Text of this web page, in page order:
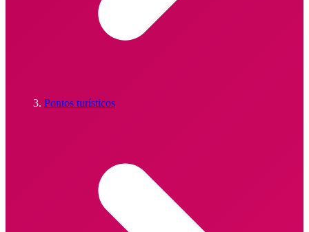
Pontos turísticos